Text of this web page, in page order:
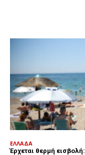
ΕΛΛΑΔΑ
Έρχεται θερμή